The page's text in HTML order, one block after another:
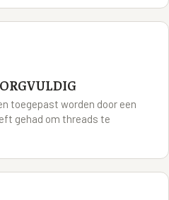
toegepast worden door een
gehad om threads te